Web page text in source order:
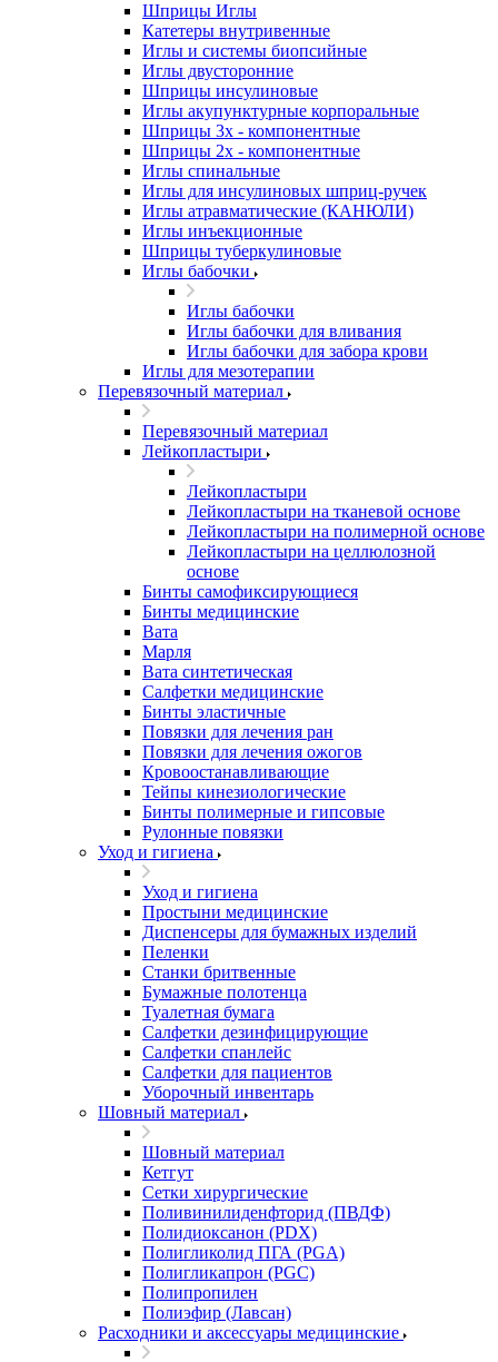
Шприцы Иглы
Катетеры внутривенные
Иглы и системы биопсийные
Иглы двусторонние
Шприцы инсулиновые
Иглы акупунктурные корпоральные
Шприцы 3х - компонентные
Шприцы 2х - компонентные
Иглы спинальные
Иглы для инсулиновых шприц-ручек
Иглы атравматические (КАНЮЛИ)
Иглы инъекционные
Шприцы туберкулиновые
Иглы бабочки
Иглы бабочки
Иглы бабочки для вливания
Иглы бабочки для забора крови
Иглы для мезотерапии
Перевязочный материал
Перевязочный материал
Лейкопластыри
Лейкопластыри
Лейкопластыри на тканевой основе
Лейкопластыри на полимерной основе
Лейкопластыри на целлюлозной
основе
Бинты самофиксирующиеся
Бинты медицинские
Вата
Марля
Вата синтетическая
Салфетки медицинские
Бинты эластичные
Повязки для лечения ран
Повязки для лечения ожогов
Кровоостанавливающие
Тейпы кинезиологические
Бинты полимерные и гипсовые
Рулонные повязки
Уход и гигиена
Уход и гигиена
Простыни медицинские
Диспенсеры для бумажных изделий
Пеленки
Станки бритвенные
Бумажные полотенца
Туалетная бумага
Салфетки дезинфицирующие
Салфетки спанлейс
Салфетки для пациентов
Уборочный инвентарь
Шовный материал
Шовный материал
Кетгут
Сетки хирургические
Поливинилиденфторид (ПВДФ)
Полидиоксанон (PDX)
Полигликолид ПГА (PGA)
Полигликапрон (PGC)
Полипропилен
Полиэфир (Лавсан)
Расходники и аксессуары медицинские